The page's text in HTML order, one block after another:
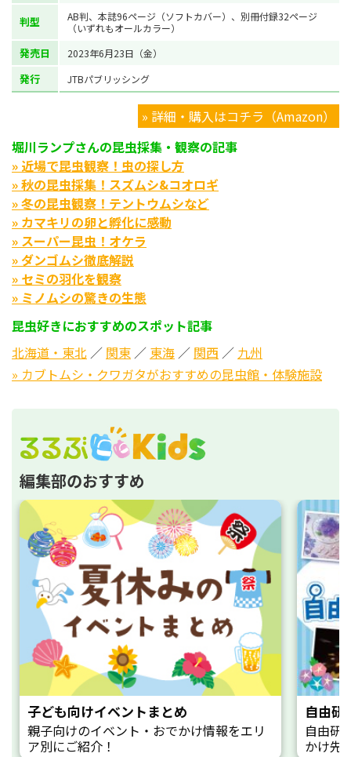
判型
AB判、本誌96ページ（ソフトカバー）、別冊付録32ページ
（いずれもオールカラー）
発売日 2023年6月23日（金）
発行 JTBパブリッシング
» 詳細・購入はコチラ（Amazon）
堀川ランプさんの昆虫採集・観察の記事
» 近場で昆虫観察！虫の探し方
» 秋の昆虫採集！スズムシ&コオロギ
» 冬の昆虫観察！テントウムシなど
» カマキリの卵と孵化に感動
» スーパー昆虫！オケラ
» ダンゴムシ徹底解説
» セミの羽化を観察
» ミノムシの驚きの生態
昆虫好きにおすすめのスポット記事
北海道・東北 ／ 関東 ／ 東海 ／ 関西 ／ 九州
» カブトムシ・クワガタがおすすめの昆虫館・体験施設
編集部のおすすめ
子ども向けイベントまとめ
親子向けのイベント・おでかけ情報をエリ
ア別にご紹介！
自由研
自由研
かけ先